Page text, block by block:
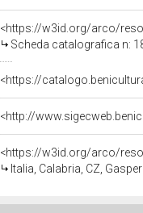
<https://w3id.org/arco/
Scheda catalografica n:
<https://
<http://
<https://w3id.org/arco/
Italia, Calabria, CZ,